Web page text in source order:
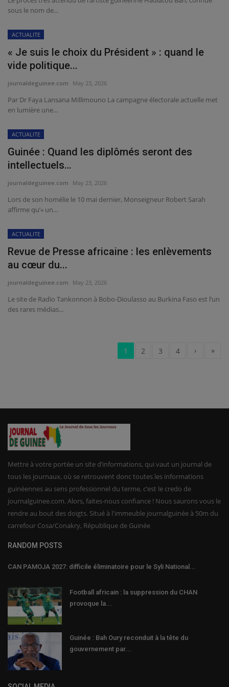
sous le nom de...
ACTUALITE
« Je suis le choix du Président » : quand le
vide politique...
journaldeguinee.com May 23, 2026
Par Dr Faya Lansana Millimouno La campagne électorale actuelle met
en lumière une...
ACTUALITE
Guinée : Quand les diplômés seront des
intellectuels…
journaldeguinee.com May 23, 2026
Lors de son homélie le 10 mai dernier, Monseigneur Robert Sarah
affirme qu’« un...
ACTUALITE
Revue de Presse africaine : les enlèvements
au cœur du...
journaldeguinee.com May 23, 2026
Le site de Radio Tankonnon à Bobo-Dioulasso au Burkina Faso est l’un
des rares médias...
1 2 3 4 › »
Mettre à votre portée un site d’informations, qui vaut un journal de
tous les journaux, où se retrouvent donc toutes les informations
guinéennes au sens professionnel du terme, c’est le credo de
journalguinee.com. Alors, faites-nous confiance ! Nous saurons vous le
rendre au bout des doigts. Situé à l'immeuble journalguinée à 50m du
carrefour Cosa/Conakry, République de Guinée
RANDOM POSTS
CAN PAMOJA 2027: difficile éliminatoire pour le Syli National...
Football africain : la suppression du CHAN
provoque la...
Guinée : Bah Oury reconduit à la tête du
gouvernement par...